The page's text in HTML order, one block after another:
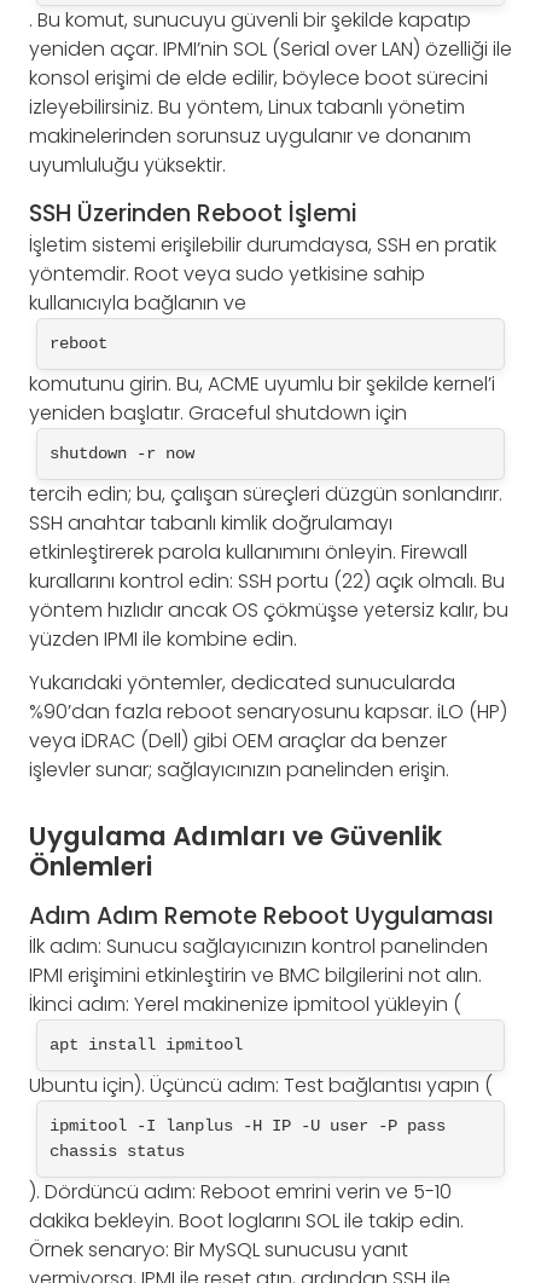
. Bu komut, sunucuyu güvenli bir şekilde kapatıp
yeniden açar. IPMI’nin SOL (Serial over LAN) özelliği ile
konsol erişimi de elde edilir, böylece boot sürecini
izleyebilirsiniz. Bu yöntem, Linux tabanlı yönetim
makinelerinden sorunsuz uygulanır ve donanım
uyumluluğu yüksektir.
SSH Üzerinden Reboot İşlemi
İşletim sistemi erişilebilir durumdaysa, SSH en pratik
yöntemdir. Root veya sudo yetkisine sahip
kullanıcıyla bağlanın ve
reboot
komutunu girin. Bu, ACME uyumlu bir şekilde kernel’i
yeniden başlatır. Graceful shutdown için
shutdown -r now
tercih edin; bu, çalışan süreçleri düzgün sonlandırır.
SSH anahtar tabanlı kimlik doğrulamayı
etkinleştirerek parola kullanımını önleyin. Firewall
kurallarını kontrol edin: SSH portu (22) açık olmalı. Bu
yöntem hızlıdır ancak OS çökmüşse yetersiz kalır, bu
yüzden IPMI ile kombine edin.
Yukarıdaki yöntemler, dedicated sunucularda
%90’dan fazla reboot senaryosunu kapsar. iLO (HP)
veya iDRAC (Dell) gibi OEM araçlar da benzer
işlevler sunar; sağlayıcınızın panelinden erişin.
Uygulama Adımları ve Güvenlik
Önlemleri
Adım Adım Remote Reboot Uygulaması
İlk adım: Sunucu sağlayıcınızın kontrol panelinden
IPMI erişimini etkinleştirin ve BMC bilgilerini not alın.
İkinci adım: Yerel makinenize ipmitool yükleyin (
apt install ipmitool
Ubuntu için). Üçüncü adım: Test bağlantısı yapın (
ipmitool -I lanplus -H IP -U user -P pass
chassis status
). Dördüncü adım: Reboot emrini verin ve 5-10
dakika bekleyin. Boot loglarını SOL ile takip edin.
Örnek senaryo: Bir MySQL sunucusu yanıt